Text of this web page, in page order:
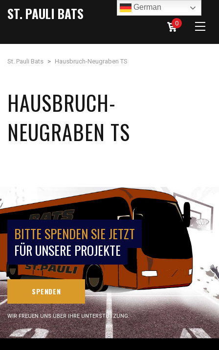
ST. PAULI BATS
0
St. Pauli Bats > Hausbruch-Neugraben TS
HAUSBRUCH-
NEUGRABEN TS
BITTE SPENDEN SIE JETZT
FÜR UNSERE PROJEKTE
SPENDEN
WIR FREUEN UNS ÜBER IHRE UNTERSTÜTZUNG.
German